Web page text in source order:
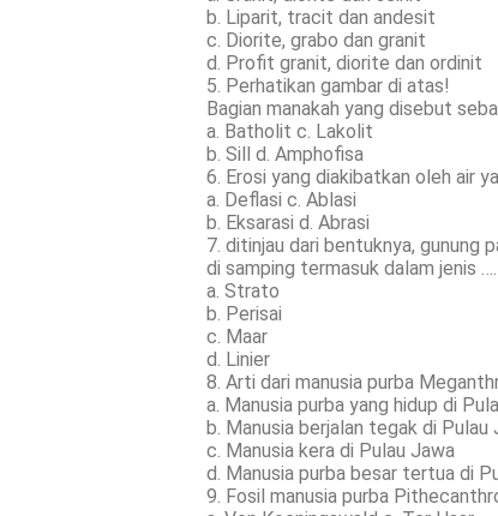
b. Liparit, tracit dan andesit
c. Diorite, grabo dan granit
d. Profit granit, diorite dan ordinit
5. Perhatikan gambar di atas!
Bagian manakah yang disebut
a. Batholit c. Lakolit
b. Sill d. Amphofisa
6. Erosi yang diakibatkan oleh air
a. Deflasi c. Ablasi
b. Eksarasi d. Abrasi
7. ditinjau dari bentuknya, gunung
di samping termasuk dalam jenis
a. Strato
b. Perisai
c. Maar
d. Linier
8. Arti dari manusia purba
a. Manusia purba yang hidup di
b. Manusia berjalan tegak di Pulau
c. Manusia kera di Pulau Jawa
d. Manusia purba besar tertua di
9. Fosil manusia purba